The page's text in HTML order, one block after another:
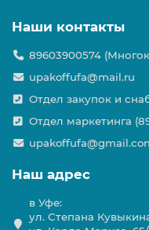
Наши контакты
89603900574
upakoffufa@mail.ru
Отдел закупок и
Отдел маркетинга
Наш адрес
в Уфе:
ул. Степана